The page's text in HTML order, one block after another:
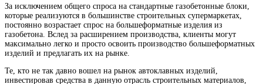
За исключением общего спроса на стандартные газобетонные блоки,
которые реализуются в большинстве строительных супермаркетах,
постоянно возрастает спрос на большеформатные изделия из
газобетона. Вслед за расширением производства, клиенты могут
максимально легко и просто освоить производство большеформатных
изделий и предлагать их на рынке.
Те, кто не так давно вошел на рынок автоклавных изделий,
инвестировав средства в данную отрасль строительных материалов,